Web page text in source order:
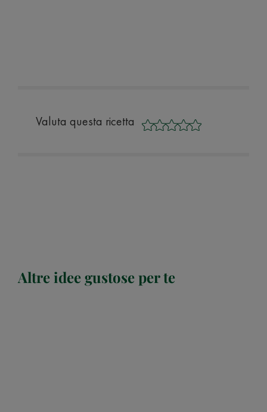
Valuta questa ricetta
Altre idee gustose per te